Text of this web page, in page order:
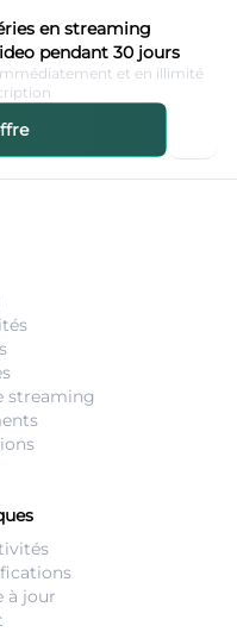
en streaming
pendant 30 jours
et en illimité
streaming
à jour